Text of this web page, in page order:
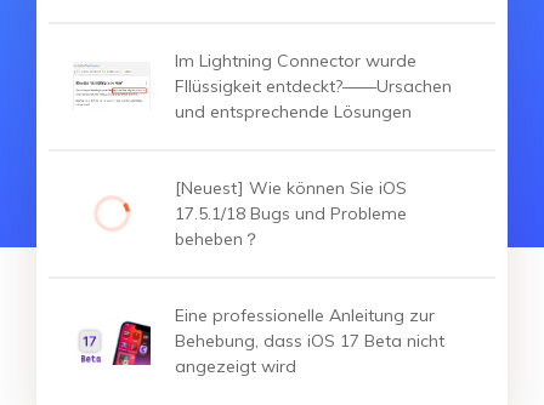
Im Lightning Connector wurde
Fllüssigkeit entdeckt?——Ursachen
und entsprechende Lösungen
[Neuest] Wie können Sie iOS
17.5.1/18 Bugs und Probleme
beheben？
Eine professionelle Anleitung zur
Behebung, dass iOS 17 Beta nicht
angezeigt wird